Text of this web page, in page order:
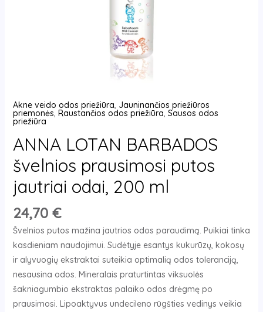
Akne veido odos priežiūra, Jauninančios priežiūros
priemonės, Raustančios odos priežiūra, Sausos odos
priežiūra
ANNA LOTAN BARBADOS
švelnios prausimosi putos
jautriai odai, 200 ml
24,70 €
Švelnios putos mažina jautrios odos paraudimą. Puikiai tinka
kasdieniam naudojimui. Sudėtyje esantys kukurūzų, kokosų
ir alyvuogių ekstraktai suteikia optimalią odos toleranciją,
nesausina odos. Mineralais praturtintas viksuolės
šakniagumbio ekstraktas palaiko odos drėgmę po
prausimosi. Lipoaktyvus undecileno rūgšties vedinys veikia